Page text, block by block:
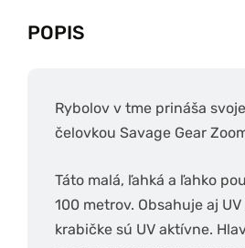
POPIS
Rybolov v tme prináša
čelovkou Savage Gear
Táto malá, ľahká a ľahko
100 metrov. Obsahuje aj
krabičke sú UV aktívne.